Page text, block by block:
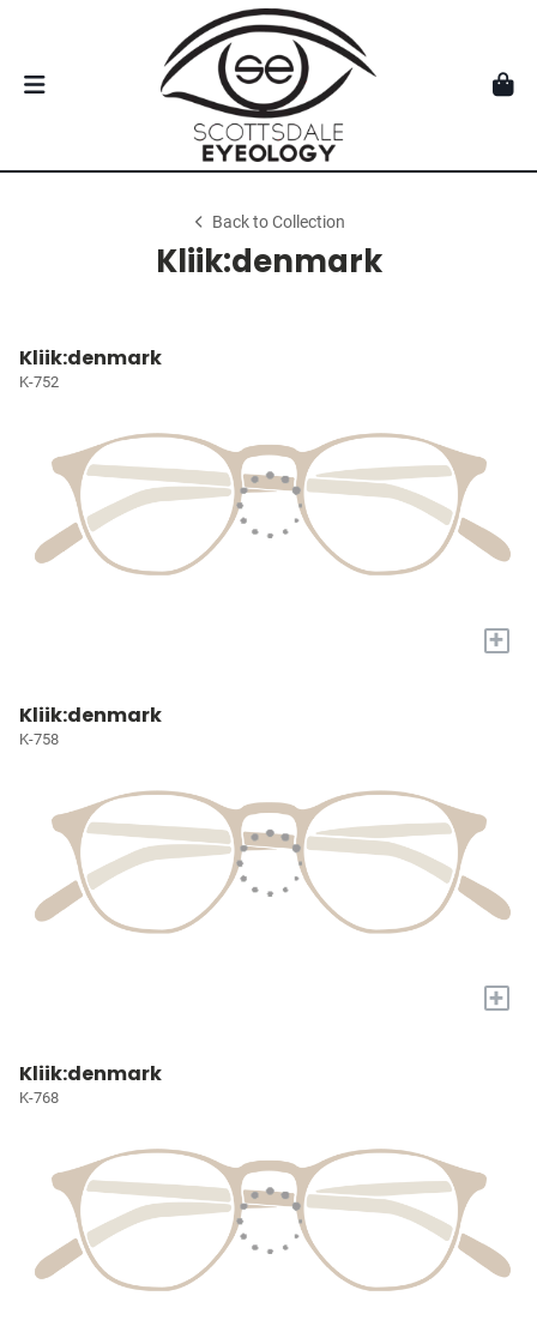
Back to Collection
Kliik:denmark
Kliik:denmark
K-752
+
Kliik:denmark
K-758
+
Kliik:denmark
K-768